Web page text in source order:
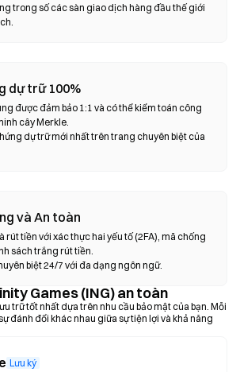
thích, chọn cặp token, thiết lập mức độ
giao dịch. Lưu ý rằng phí gas sẽ được áp
trong số các sàn giao dịch hàng đầu thế giới
dự trữ 100%
được đảm bảo 1:1 và có thể kiểm toán công
cây Merkle.
dự trữ mới nhất trên trang chuyên biệt của
và An toàn
rút tiền với xác thực hai yếu tố (2FA), mã chống
sách trắng rút tiền.
biệt 24/7 với đa dạng ngôn ngữ.
Games (ING) an toàn
trữ tốt nhất dựa trên nhu cầu bảo mật của bạn. Mỗi
đánh đổi khác nhau giữa sự tiện lợi và khả năng
Lưu ký